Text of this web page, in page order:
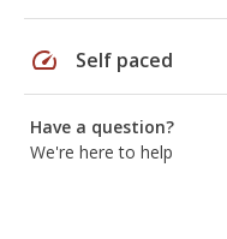
speed Self paced
Have a question?
We're here to help